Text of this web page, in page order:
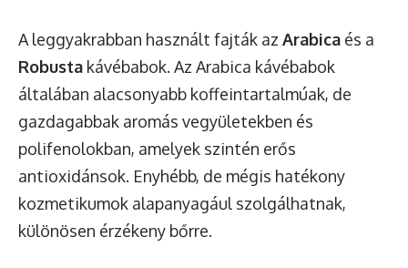
A leggyakrabban használt fajták az Arabica és a
Robusta kávébabok. Az Arabica kávébabok
általában alacsonyabb koffeintartalmúak, de
gazdagabbak aromás vegyületekben és
polifenolokban, amelyek szintén erős
antioxidánsok. Enyhébb, de mégis hatékony
kozmetikumok alapanyagául szolgálhatnak,
különösen érzékeny bőrre.